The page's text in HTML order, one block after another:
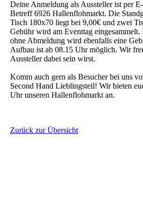
Deine Anmeldung als Aussteller ist per
Betreff 6926 Hallenflohmarkt. Die
Tisch 180x70 liegt bei 9,00€ und zwei
Gebühr wird am Eventtag eingesammelt.
ohne Abmeldung wird ebenfalls eine
Aufbau ist ab 08.15 Uhr möglich. Wir
Aussteller dabei sein wirst.
Komm auch gern als Besucher bei uns
Second Hand Lieblingsteil! Wir bieten
Uhr unseren Hallenflohmarkt an.
Zurück zur Übersicht